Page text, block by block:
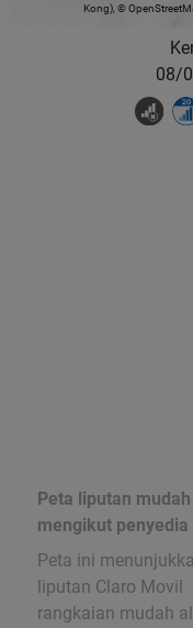
Kong), ©
08/
Peta liputan
mengikut penyedia
Peta ini
liputan Claro Movil
rangkaian mudah